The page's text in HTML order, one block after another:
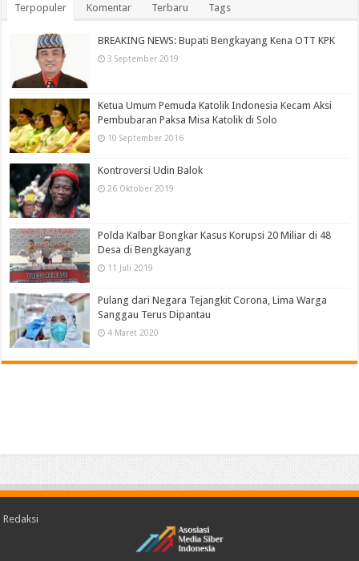
Terpopuler Komentar Terbaru Tags
BREAKING NEWS: Bupati Bengkayang Kena OTT KPK
3 September 2019
Ketua Umum Pemuda Katolik Indonesia Kecam Aksi
Pembubaran Paksa Misa Katolik di Solo
10 September 2016
Kontroversi Udin Balok
26 Oktober 2019
Polda Kalbar Bongkar Kasus Korupsi 20 Miliar di 48
Desa di Bengkayang
11 Juli 2019
Pulang dari Negara Tejangkit Corona, Lima Warga
Sanggau Terus Dipantau
4 Maret 2020
Redaksi